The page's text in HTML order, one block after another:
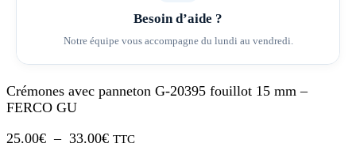
Besoin d’aide ?
Notre équipe vous accompagne du lundi au vendredi.
Crémones avec panneton G-20395 fouillot 15 mm –
FERCO GU
25.00€ – 33.00€Plage
TTC